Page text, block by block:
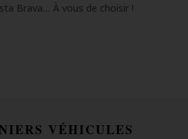
Brava… À vous de choisir !
VÉHICULES